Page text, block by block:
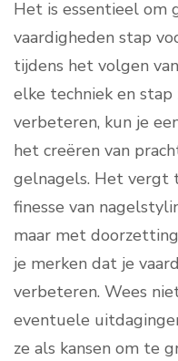
Het is essentieel om
vaardigheden stap
tijdens het volgen
elke techniek en
verbeteren, kun je
het creëren van
gelnagels. Het vergt
finesse van
maar met
je merken dat je
verbeteren. Wees
eventuele
ze als kansen om te